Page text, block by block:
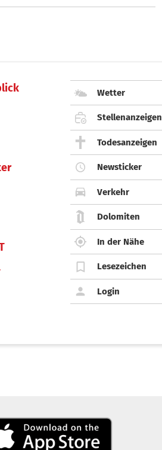
Wetter
Stellenanzeigen
Todesanzeigen
Newsticker
Verkehr
Dolomiten
In der Nähe
Lesezeichen
Login